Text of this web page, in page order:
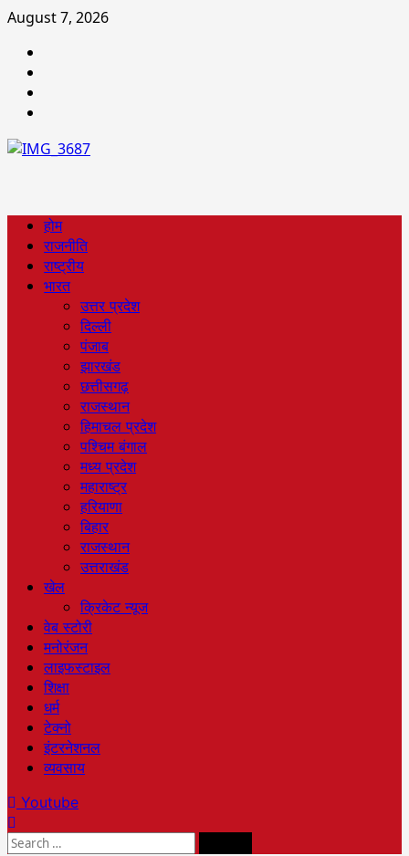
August 7, 2026
होम
राजनीति
राष्ट्रीय
भारत
उत्तर प्रदेश
दिल्ली
पंजाब
झारखंड
छत्तीसगढ़
राजस्थान
हिमाचल प्रदेश
पश्चिम बंगाल
मध्य प्रदेश
महाराष्ट्र
हरियाणा
बिहार
राजस्थान
उत्तराखंड
खेल
क्रिकेट न्यूज
वेब स्टोरी
मनोरंजन
लाइफस्टाइल
शिक्षा
धर्म
टेक्नो
इंटरनेशनल
व्यवसाय
Youtube